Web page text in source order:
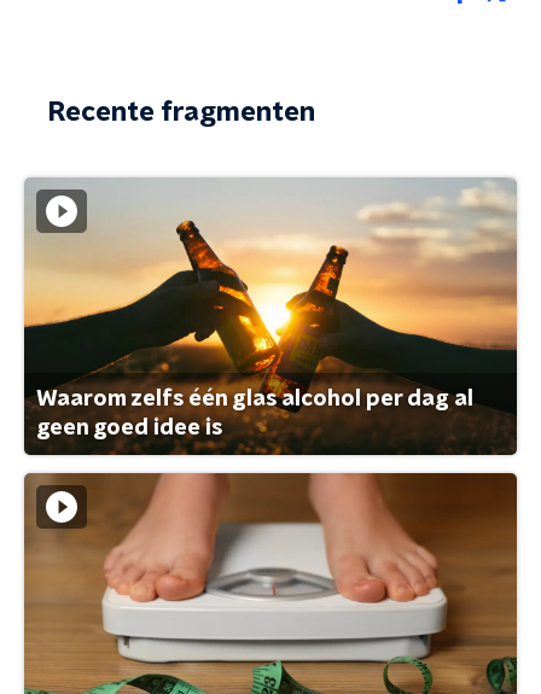
Recente fragmenten
Waarom zelfs één glas alcohol per dag al
geen goed idee is